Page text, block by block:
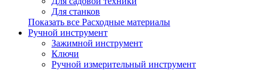
Для станков
Показать все Расходные материалы
Ручной инструмент
Зажимной инструмент
Ключи
Ручной измерительный инструмент